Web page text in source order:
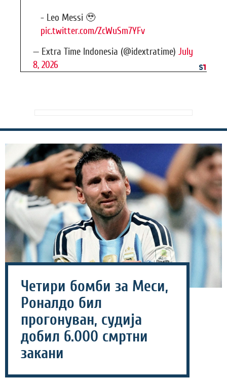
- Leo Messi 🥹
pic.twitter.com/ZcWuSm7YFv
— Extra Time Indonesia (@idextratime) July
8, 2026
Четири бомби за Меси,
Роналдо бил
прогонуван, судија
добил 6.000 смртни
закани